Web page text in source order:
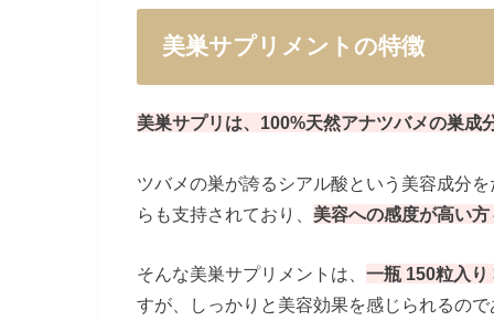
美巣サプリメントの特徴
美巣サプリは、100%天然アナツバメの巣成
ツバメの巣が誇るシアル酸という美容成分
らも支持されており、 美容への感度が高い
そんな美巣サプリメントは、 一瓶 150粒入り
すが、しっかりと美容効果を感じられるの